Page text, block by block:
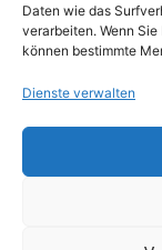
Daten wie das
verarbeiten. Wenn
können bestimmte
Dienste verwalten